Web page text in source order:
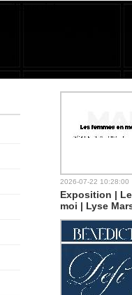
2026-07-22 10:28:00
Exposition |
moi | Lyse